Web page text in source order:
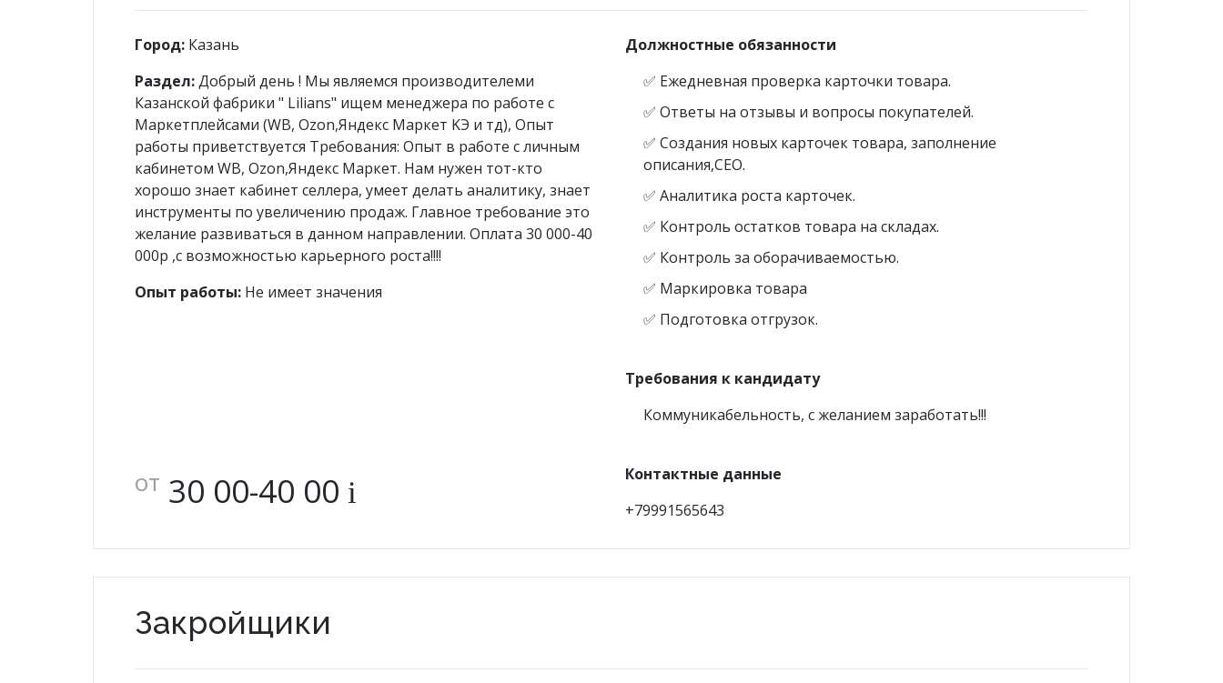
Мужские толстовки
Халаты
Женские халаты
Вафельные халаты
Вафельные комплекты
Велюровые халаты
Махровые халаты
Халаты мужские
Домашняя одежда
Пижамы
Ночные сорочки
Ночные сорочки с 54 по 68 размер
Комплекты женские домашние
Ночные сорочки -для кормящих и
беременных
Комплекты для кормящих и
Женские спортивные
Жакеты женские
Фуфайки женские
Брюки
Город: Казань
Раздел:Добрый день ! Мы являемся производителеми
Казанской фабрики " Lilians" ищем менеджера по работе с
Маркетплейсами (WB, Ozon,Яндекс Маркет KЭ и тд), Опыт
работы приветствуется Требования: Опыт в работе с личным
кабинетом WB, Ozon,Яндекс Маркет. Нам нужен тот-кто
хорошо знает кабинет селлера, умеет делать аналитику, знает
инструменты по увеличению продаж. Главное требование это
желание развиваться в данном направлении. Оплата 30 000-40
000р ,с возможностью карьерного роста!!!!
Опыт работы: Не имеет значения
от 30 00-40 00 i
Должностные обязанности
✅ Ежедневная проверка карточки товара.
✅ Ответы на отзывы и вопросы покупателей.
✅ Создания новых карточек товара, заполнение
описания,CEO.
✅ Аналитика роста карточек.
✅ Контроль остатков товара на складах.
✅ Контроль за оборачиваемостью.
✅ Маркировка товара
✅ Подготовка отгрузок.
Требования к кандидату
Коммуникабельность, с желанием заработать!!!
Контактные данные
+79991565643
Закройщики